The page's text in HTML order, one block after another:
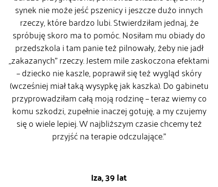
synek nie może jeść pszenicy i jeszcze dużo innych
rzeczy, które bardzo lubi. Stwierdziłam jednaj, że
spróbuję skoro ma to pomóc. Nosiłam mu obiady do
przedszkola i tam panie też pilnowały, żeby nie jadł
„zakazanych” rzeczy. Jestem mile zaskoczona efektami
– dziecko nie kaszle, poprawił się też wygląd skóry
(wcześniej miał taką wysypkę jak kaszka). Do gabinetu
przyprowadziłam całą moją rodzinę – teraz wiemy co
komu szkodzi, zupełnie inaczej gotuję, a my czujemy
się o wiele lepiej. W najbliższym czasie chcemy też
przyjść na terapie odczulające.”
Iza, 39 lat